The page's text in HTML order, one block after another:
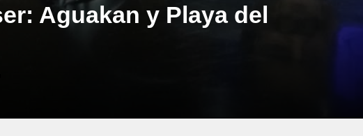
Aguakan y Playa del